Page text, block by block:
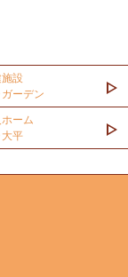
設
ーデン
ーム
平